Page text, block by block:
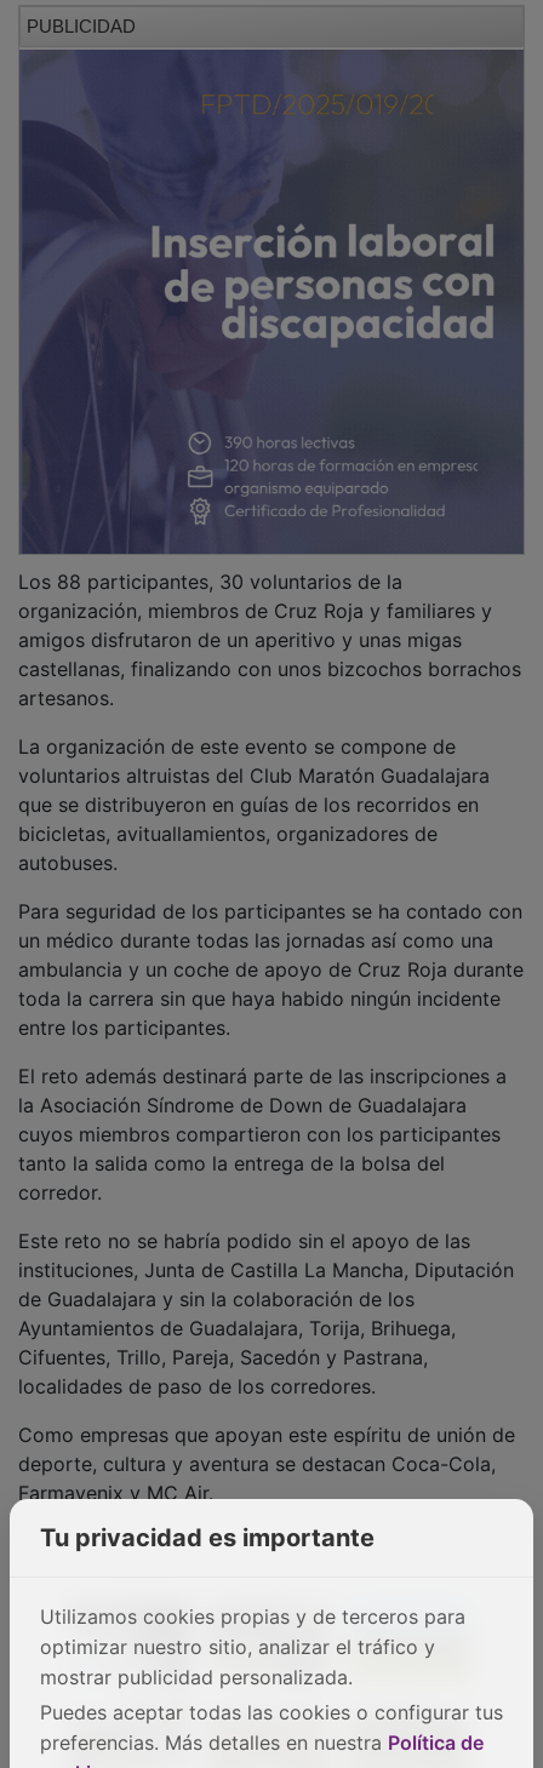
organización, miembros de Cruz Roja y familiares y
amigos disfrutaron de un aperitivo y unas migas
castellanas, finalizando con unos bizcochos borrachos
artesanos.
voluntarios altruistas del Club Maratón Guadalajara
que se distribuyeron en guías de los recorridos en
bicicletas, avituallamientos, organizadores de
autobuses.
un médico durante todas las jornadas así como una
ambulancia y un coche de apoyo de Cruz Roja durante
toda la carrera sin que haya habido ningún incidente
entre los participantes.
la Asociación Síndrome de Down de Guadalajara
cuyos miembros compartieron con los participantes
tanto la salida como la entrega de la bolsa del
corredor.
instituciones, Junta de Castilla La Mancha, Diputación
de Guadalajara y sin la colaboración de los
Ayuntamientos de Guadalajara, Torija, Brihuega,
Cifuentes, Trillo, Pareja, Sacedón y Pastrana,
localidades de paso de los corredores.
deporte, cultura y aventura se destacan Coca-Cola,
Farmavenix y MC Air.
Tu privacidad es importante
Utilizamos cookies propias y de terceros para
optimizar nuestro sitio, analizar el tráfico y
mostrar publicidad personalizada.
Puedes aceptar todas las cookies o configurar tus
preferencias. Más detalles en nuestra Política de